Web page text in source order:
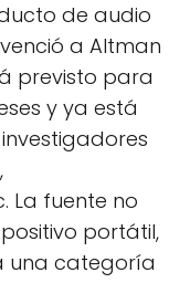
de audio
a Altman
previsto para
y ya está
La fuente no
portátil,
una categoría